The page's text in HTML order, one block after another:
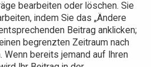
bearbeiten oder löschen. Sie
indem Sie das „Ändere
Beitrag anklicken;
begrenzten Zeitraum nach
Wenn bereits jemand auf Ihren